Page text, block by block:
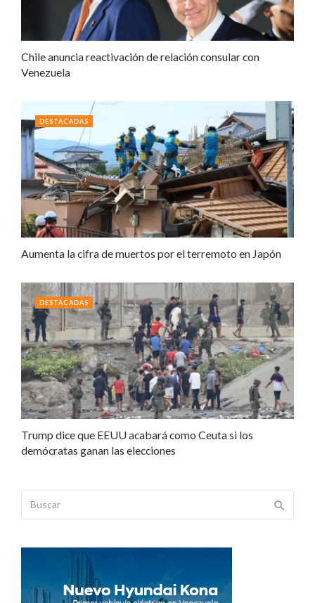
Chile anuncia reactivación de relación consular con
Venezuela
Aumenta la cifra de muertos por el terremoto en Japón
DESTACADAS
Trump dice que EEUU acabará como Ceuta si los
demócratas ganan las elecciones
DESTACADAS